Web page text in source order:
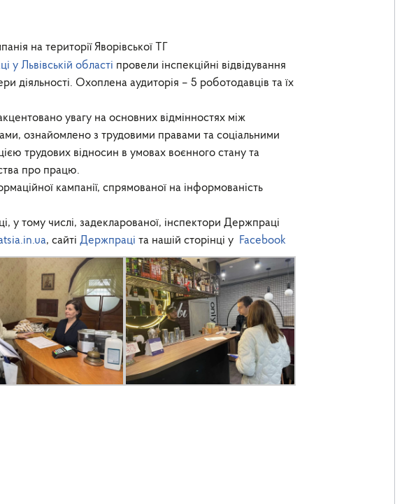
на території Яворівської ТГ
у Львівській області провели інспекційні відвідування
діяльності. Охоплена аудиторія – 5 роботодавців та їх
увагу на основних відмінностях між
ознайомлено з трудовими правами та соціальними
трудових відносин в умовах воєнного стану та
про працю.
кампанії, спрямованої на інформованість
у тому числі, задекларованої, інспектори Держпраці
, сайті Держпраці та нашій сторінці у Facebook